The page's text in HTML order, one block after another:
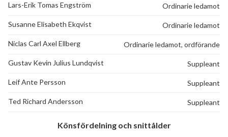
Lars-Erik Tomas Engström Ordinarie ledamot
Susanne Elisabeth Ekqvist Ordinarie ledamot
Niclas Carl Axel Ellberg Ordinarie ledamot, ordförande
Gustav Kevin Julius Lundqvist Suppleant
Leif Ante Persson Suppleant
Ted Richard Andersson Suppleant
Könsfördelning och snittålder